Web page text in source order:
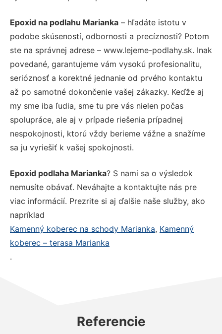
Epoxid na podlahu Marianka – hľadáte istotu v
podobe skúseností, odbornosti a precíznosti? Potom
ste na správnej adrese – www.lejeme-podlahy.sk. Inak
povedané, garantujeme vám vysokú profesionalitu,
serióznosť a korektné jednanie od prvého kontaktu
až po samotné dokončenie vašej zákazky. Keďže aj
my sme iba ľudia, sme tu pre vás nielen počas
spolupráce, ale aj v prípade riešenia prípadnej
nespokojnosti, ktorú vždy berieme vážne a snažíme
sa ju vyriešiť k vašej spokojnosti.
Epoxid podlaha Marianka? S nami sa o výsledok
nemusíte obávať. Neváhajte a kontaktujte nás pre
viac informácií. Prezrite si aj ďalšie naše služby, ako
napríklad
Kamenný koberec na schody Marianka, Kamenný
koberec – terasa Marianka
.
Referencie